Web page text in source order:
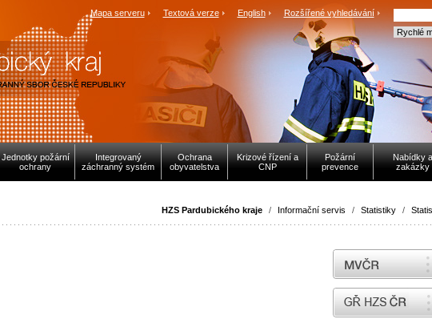
Mapa serveru Textová verze English Rozšířené vyhledávání
Jednotky požární
ochrany
Integrovaný
záchranný systém
Ochrana
obyvatelstva
Krizové řízení a
CNP
Požární
prevence
Nabídky a
zakázky
HZS Pardubického kraje / Informační servis / Statistiky /
MVČR
internetové stránky Hasiči